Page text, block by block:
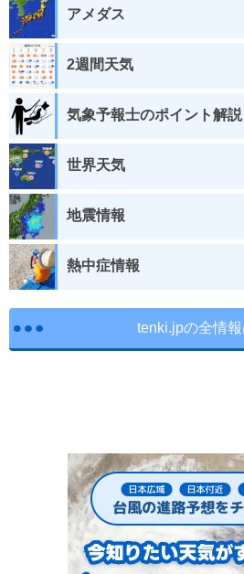
アメダス
2週間天気
気象予報士のポイント解説
世界天気
地震情報
熱中症情報
tenki.jpの全情